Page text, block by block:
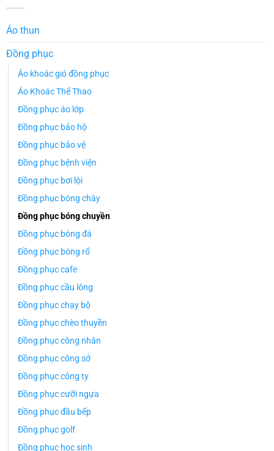
Áo thun
Đồng phục
Áo khoác gió đồng phục
Áo Khoác Thể Thao
Đồng phục áo lớp
Đồng phục bảo hộ
Đồng phục bảo vệ
Đồng phục bệnh viện
Đồng phục bơi lội
Đồng phục bóng chày
Đồng phục bóng chuyền
Đồng phục bóng đá
Đồng phục bóng rổ
Đồng phục cafe
Đồng phục cầu lông
Đồng phục chạy bộ
Đồng phục chèo thuyền
Đồng phục công nhân
Đồng phục công sở
Đồng phục công ty
Đồng phục cưỡi ngựa
Đồng phục đầu bếp
Đồng phục golf
Đồng phục học sinh